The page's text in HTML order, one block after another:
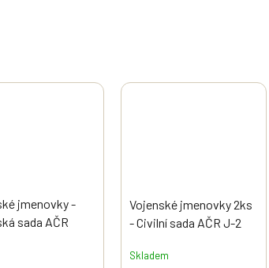
jmenovky -
sada AČR
Vojenské jmenovky 2ks
- Civilní sada AČR J-2
Skladem